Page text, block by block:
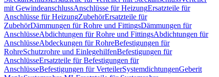
mit GewindeanschlussAnschlüsse für HeizungErsatzteile für
Anschlüsse für HeizungZubehörErsatzteile für
ZubehörDämmungen für Rohre und FittingsDämmungen für
AnschlüsseAbdichtungen für Rohre und FittingsAbdichtungen für
AnschlüsseAbdeckungen für RohreBefestigungen für
RohreSchutzrohre und EinlegehilfenBefestigungen für
AnschlüsseErsatzteile für Befestigungen für
AnschlüsseBefestigungen für VerteilerSystemdichtungenGeberit